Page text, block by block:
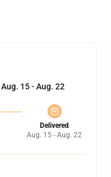
Aug. 15 - Aug. 22
Delivered
Aug. 15 - Aug. 22